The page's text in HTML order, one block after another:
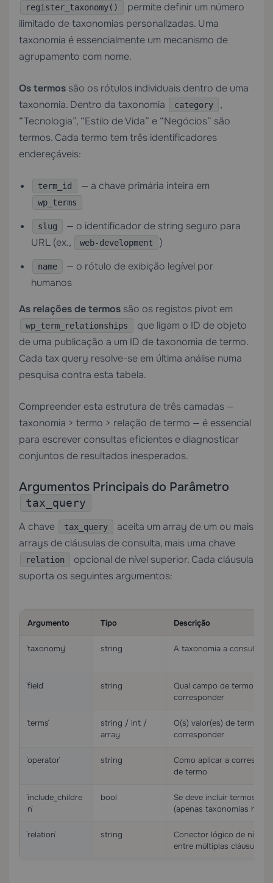
register_taxonomy()
permite definir um número
ilimitado de taxonomias personalizadas. Uma
taxonomia é essencialmente um mecanismo de
agrupamento com nome.
Os termos são os rótulos individuais dentro de uma
taxonomia. Dentro da taxonomia
category
,
“Tecnologia”, “Estilo de Vida” e “Negócios” são
termos. Cada termo tem três identificadores
endereçáveis:
term_id — a chave primária inteira em
wp_terms
slug
— o identificador de string seguro para
URL (ex.,
web-development )
name
— o rótulo de exibição legível por
humanos
As relações de termos são os registos pivot em
wp_term_relationships
que ligam o ID de objeto
de uma publicação a um ID de taxonomia de termo.
Cada tax query resolve-se em última análise numa
pesquisa contra esta tabela.
Compreender esta estrutura de três camadas —
taxonomia > termo > relação de termo — é essencial
para escrever consultas eficientes e diagnosticar
conjuntos de resultados inesperados.
Argumentos Principais do Parâmetro
tax_query
A chave
tax_query
aceita um array de um ou mais
arrays de cláusulas de consulta, mais uma chave
relation
opcional de nível superior. Cada cláusula
suporta os seguintes argumentos:
Argumento Tipo Descrição
`taxonomy` string A taxonomia a consultar
`field` string
Qual campo de termo
corresponder
`terms`
string / int /
array
O(s) valor(es) de termo a
corresponder
`operator` string
Como aplicar a
de termo
`include_childre
n`
bool
Se deve incluir termos
(apenas taxonomias
`relation` string
Conector lógico de nível
entre múltiplas cláusulas